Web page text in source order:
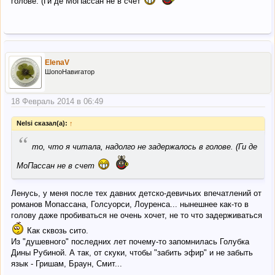
ElenaV
ШопоНавигатор
18 Февраль 2014 в 06:49
Nelsi сказал(а): ↑
“ то, что я читала, надолго не задержалось в голове. (Ги де
МоПассан не в счет
Ленусь, у меня после тех давних детско-девичьих впечатлений от
романов Мопассана, Голсуорси, Лоуренса... нынешнее как-то в
голову даже пробиваться не очень хочет, не то что задерживаться
Как сквозь сито.
Из "душевного" последних лет почему-то запомнилась Голубка
Дины Рубиной. А так, от скуки, чтобы "забить эфир" и не забыть
язык - Гришам, Браун, Смит...